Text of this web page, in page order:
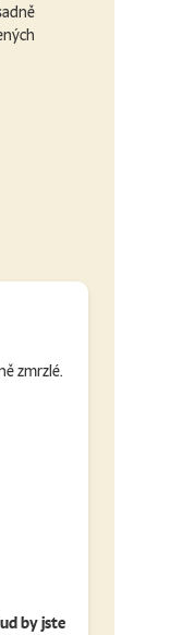
zmrzlé.
by jste